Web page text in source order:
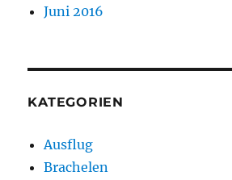
Juni 2016
KATEGORIEN
Ausflug
Brachelen